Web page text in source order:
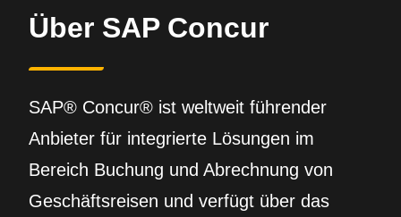
Über SAP Concur
SAP® Concur® ist weltweit führender
Anbieter für integrierte Lösungen im
Bereich Buchung und Abrechnung von
Geschäftsreisen und verfügt über das